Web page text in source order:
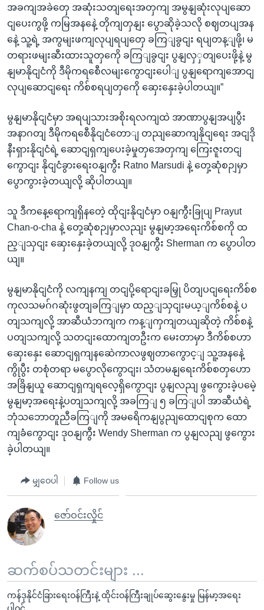
အခကျအခဲတှေ အဆုံးသတျရေးအတှကျ အမွနျဆုံးလုပျဆော
ငျပေးကွဖို့ ကမြအနနေဲ့ တိုကျတှနျး ပွောဆိုခဲ့သလို စဈတပျအန
နေဲ့ သူ့ရဲ့ အကွမျးဖကျလုပျရပျတှေ ခကြျခွငျး ရပျတန့ျဖို့၊ မ
တရားဖမျးဆီးထားသူတှကေို ခကြျခွငျး ပွနျလှှတျပေးဖို့နဲ့ မွ
နျမာနိုငျငံကို ဒီမိုကရစေီလမျးကွောငျးပေါျ ပွနျရောကျအောငျ
လုပျဆောငျရေး ကိစ်စရပျတှကေို ဆှေးနှေးခဲ့ပါတယျ။”
မွနျမာနိုငျငံမှာ အရပျသားအစိုးရလကျထဲ အာဏာပွနျအပျပွီး
အနာဂတျ ဒီမိုကရစေီနိုငျငံတောျ တညျဆောကျနိုငျရေး အငျဒို
နီးရှားနိုငျငံရဲ့ ဆောငျရှကျပေးခဲ့မှုတှအေတှကျ ကြေးဇူးတငျ
ကွောငျး နိုငျငံခွားရေးဝနျကွီး Ratno Marsudi နဲ့ တှေ့ဆုံစဉျမှာ
ပွောကွားခဲ့တယျလို့ ဆိုပါတယျ။
သူ ဒီကနေ့ရောကျရှိနတေဲ့ ထိုငျးနိုငျငံမှာ ဝနျကွီးခြုပျ Prayut
Chan-o-cha နဲ့ တှေ့ဆုံစဉျမှာလညျး မွနျမာ့အရေးကိစ်စကို ထ
ည့ျသှငျး ဆှေးနှေးခဲ့တယျလို့ ဒုဝနျကွီး Sherman က ပွောပါတ
ယျ။
မွနျမာနိုငျငံကို လကျနကျ တငျပို့ရောငျးခမြှု ပိတျပငျရေးကိစ်စ
ကုလသမဂ်ဂဆုံးဖွတျခကြျမှာ ထည့ျသှငျးမယ့ျကိစ်စနဲ့ ပ
တျသကျလို့ အာဆီယံဘကျက ကန့ျကှကျတယျဆိုတဲ့ ကိစ်စနဲ့
ပတျသကျလို့ သတငျးထောကျတဦးက မေးတာမှာ ဒီကိစ်စဟာ
ဆှေးနှေး ဆောငျရှကျနဆေဲကာလဖွဈတာကွောင့ျ သူ့အနနေဲ့
ကွိုပွီး တစုံတရာ မပွောလိုကွောငျး၊ သံတမနျရေးကိစ်စတှဟော
အခြိနျယူ ဆောငျရှကျရလေ့ရှိကွောငျး ပွနျလညျ ဖွကွေားခဲ့ပမေဲ့
မွနျမာ့အရေးနဲ့ပတျသကျလို့ အခကြျ ၅ ခကြျပါ အာဆီယံရဲ့
ဘုံသဘောတူညီခကြျကို အမရေိကနျပွညျထောငျစုက ထော
ကျခံကွောငျး ဒုဝနျကွီး Wendy Sherman က ပွနျလညျ ဖွကွေား
ခဲ့ပါတယျ။
မျှဝေပါ Follow us
ဇော်ဝင်းလှိုင်
ဆက်စပ်သတင်းများ ...
ကန်ဒုနိုင်ငံခြားရေးဝန်ကြီးနဲ့ ထိုင်းဝန်ကြီးချုပ်ဆွေးနွေးမှု မြန်မာ့အရေး
ပါဝင်